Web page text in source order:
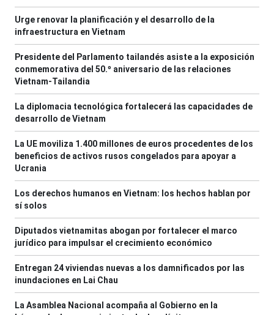
Urge renovar la planificación y el desarrollo de la
infraestructura en Vietnam
Presidente del Parlamento tailandés asiste a la exposición
conmemorativa del 50.º aniversario de las relaciones
Vietnam-Tailandia
La diplomacia tecnológica fortalecerá las capacidades de
desarrollo de Vietnam
La UE moviliza 1.400 millones de euros procedentes de los
beneficios de activos rusos congelados para apoyar a
Ucrania
Los derechos humanos en Vietnam: los hechos hablan por
sí solos
Diputados vietnamitas abogan por fortalecer el marco
jurídico para impulsar el crecimiento económico
Entregan 24 viviendas nuevas a los damnificados por las
inundaciones en Lai Chau
La Asamblea Nacional acompaña al Gobierno en la